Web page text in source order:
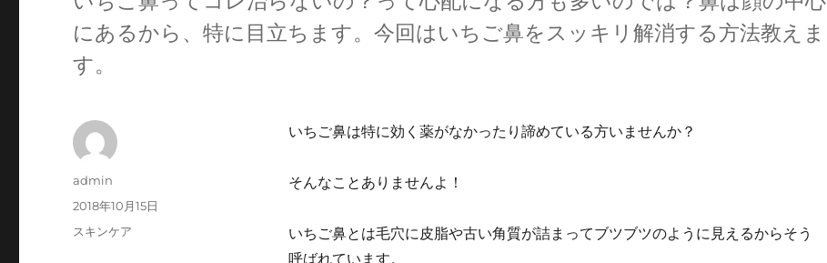
にあるから、特に目立ちます。今回はいちご鼻をスッキリ解消する方法教えま
す。
いちご鼻は特に効く薬がなかったり諦めている方いませんか？
そんなことありませんよ！
いちご鼻とは毛穴に皮脂や古い角質が詰まってブツブツのように見えるからそう
呼ばれています。
投
admin
投
2018年10月15日
カ
スキンケア